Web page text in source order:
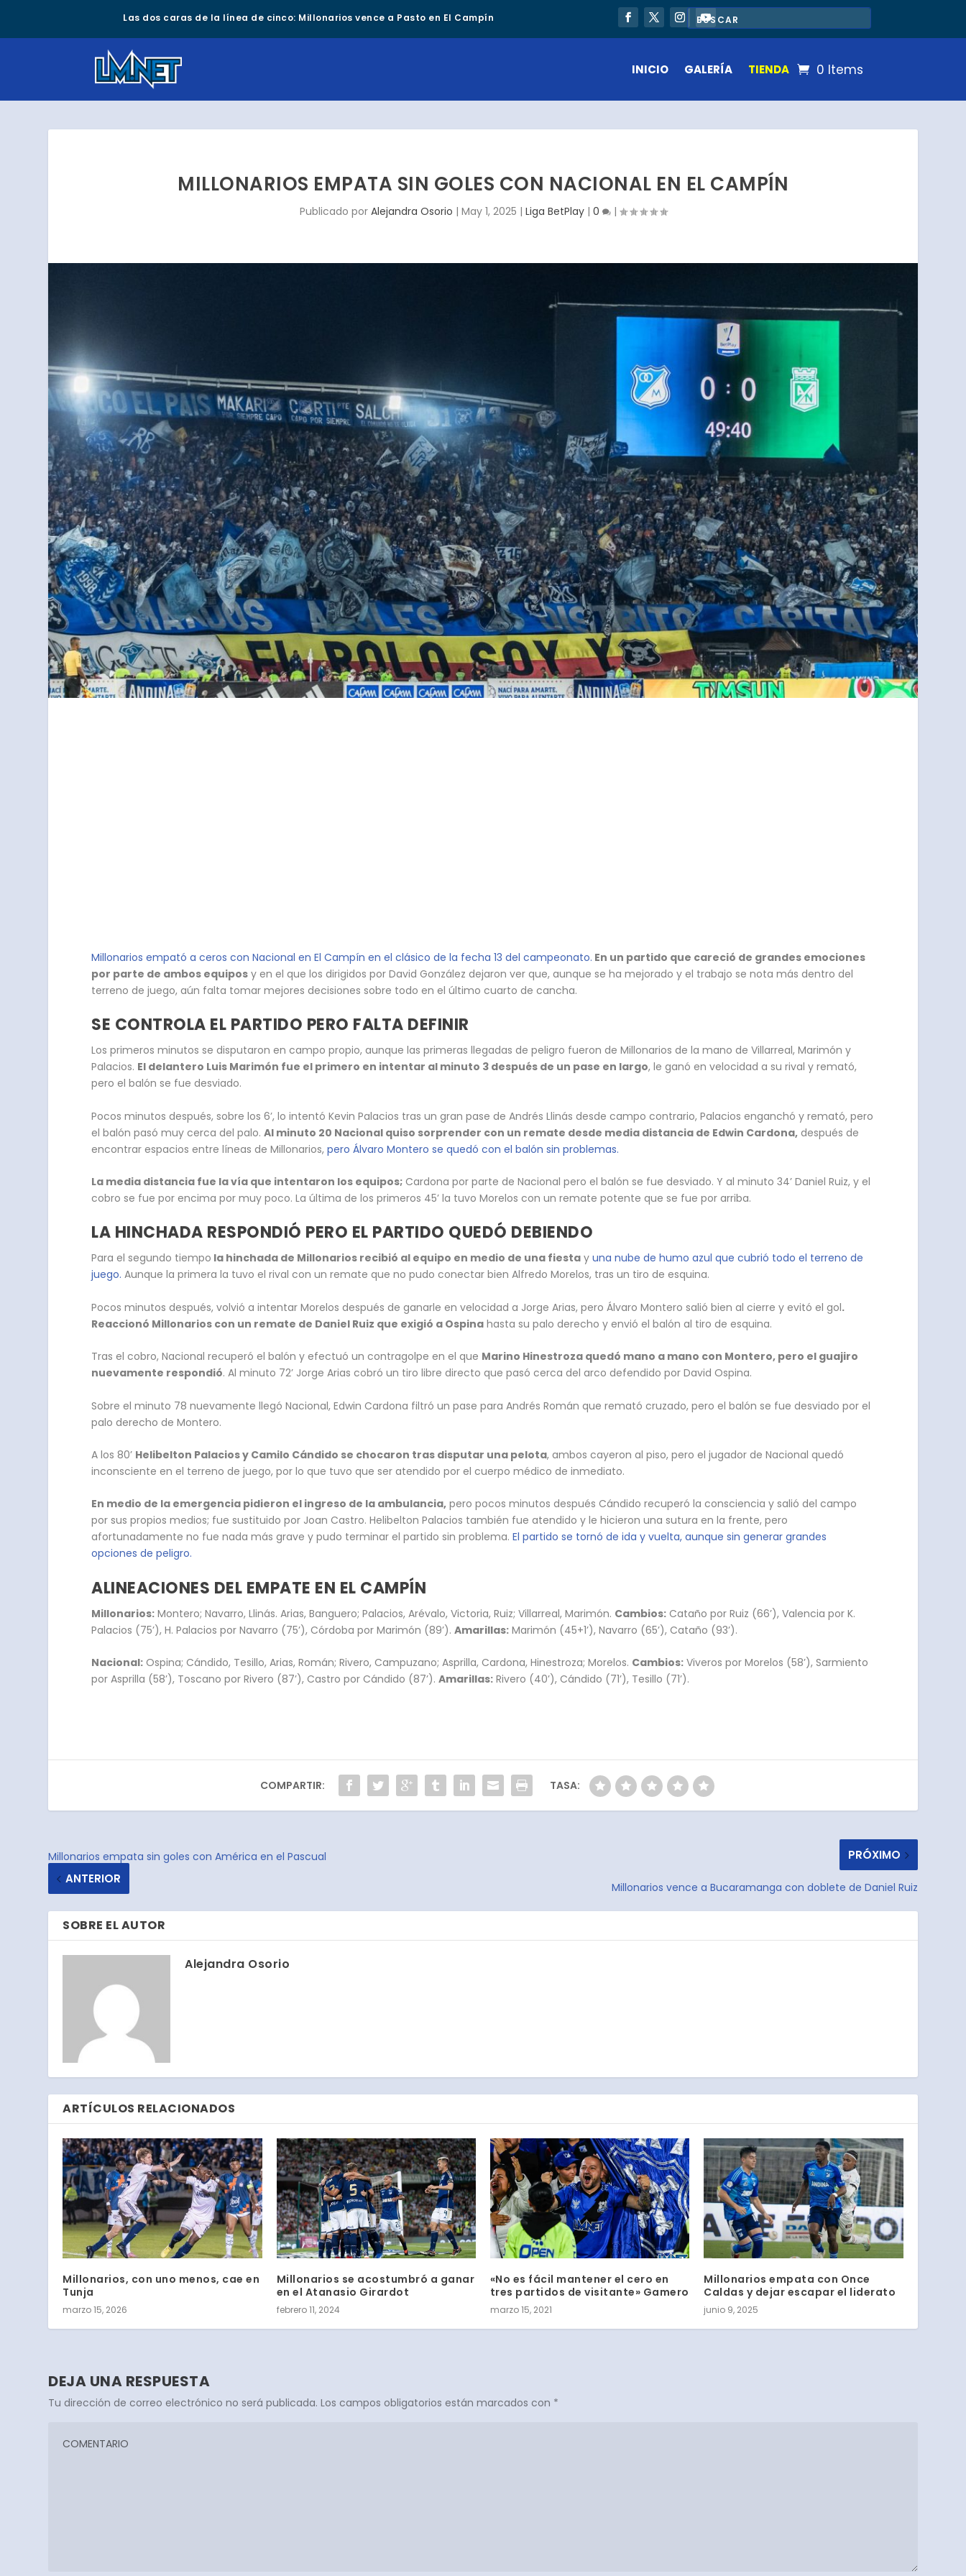
Las dos caras de la línea de cinco: Millonarios vence a Pasto en El Campín
INICIO GALERÍA TIENDA 0 Items
MILLONARIOS EMPATA SIN GOLES CON NACIONAL EN EL CAMPÍN
Publicado por Alejandra Osorio | May 1, 2025 | Liga BetPlay| 0 |
Millonarios empató a ceros con Nacional en El Campín en el clásico de la fecha 13 del campeonato. En un partido que careció de grandes emociones
por parte de ambos equipos y en el que los dirigidos por David González dejaron ver que, aunque se ha mejorado y el trabajo se nota más dentro del
terreno de juego, aún falta tomar mejores decisiones sobre todo en el último cuarto de cancha.
SE CONTROLA EL PARTIDO PERO FALTA DEFINIR
Los primeros minutos se disputaron en campo propio, aunque las primeras llegadas de peligro fueron de Millonarios de la mano de Villarreal, Marimón y
Palacios. El delantero Luis Marimón fue el primero en intentar al minuto 3 después de un pase en largo, le ganó en velocidad a su rival y remató,
pero el balón se fue desviado.
Pocos minutos después, sobre los 6’, lo intentó Kevin Palacios tras un gran pase de Andrés Llinás desde campo contrario, Palacios enganchó y remató, pero
el balón pasó muy cerca del palo.Al minuto 20 Nacional quiso sorprender con un remate desde media distancia de Edwin Cardona, después de
encontrar espacios entre líneas de Millonarios,pero Álvaro Montero se quedó con el balón sin problemas.
La media distancia fue la vía que intentaron los equipos; Cardona por parte de Nacional pero el balón se fue desviado. Y al minuto 34’ Daniel Ruiz, y el
cobro se fue por encima por muy poco. La última de los primeros 45’ la tuvo Morelos con un remate potente que se fue por arriba.
LA HINCHADA RESPONDIÓ PERO EL PARTIDO QUEDÓ DEBIENDO
Para el segundo tiempo la hinchada de Millonarios recibió al equipo en medio de una fiesta yuna nube de humo azul que cubrió todo el terreno de
juego. Aunque la primera la tuvo el rival con un remate que no pudo conectar bien Alfredo Morelos, tras un tiro de esquina.
Pocos minutos después, volvió a intentar Morelos después de ganarle en velocidad a Jorge Arias, pero Álvaro Montero salió bien al cierre y evitó el gol.
Reaccionó Millonarios con un remate de Daniel Ruiz que exigió a Ospina hasta su palo derecho y envió el balón al tiro de esquina.
Tras el cobro, Nacional recuperó el balón y efectuó un contragolpe en el que Marino Hinestroza quedó mano a mano con Montero, pero el guajiro
nuevamente respondió. Al minuto 72’ Jorge Arias cobró un tiro libre directo que pasó cerca del arco defendido por David Ospina.
Sobre el minuto 78 nuevamente llegó Nacional, Edwin Cardona filtró un pase para Andrés Román que remató cruzado, pero el balón se fue desviado por el
palo derecho de Montero.
A los 80’ Helibelton Palacios y Camilo Cándido se chocaron tras disputar una pelota, ambos cayeron al piso, pero el jugador de Nacional quedó
inconsciente en el terreno de juego, por lo que tuvo que ser atendido por el cuerpo médico de inmediato.
En medio de la emergencia pidieron el ingreso de la ambulancia, pero pocos minutos después Cándido recuperó la consciencia y salió del campo
por sus propios medios; fue sustituido por Joan Castro. Helibelton Palacios también fue atendido y le hicieron una sutura en la frente, pero
afortunadamente no fue nada más grave y pudo terminar el partido sin problema.El partido se tornó de ida y vuelta, aunque sin generar grandes
opciones de peligro.
ALINEACIONES DEL EMPATE EN EL CAMPÍN
Millonarios: Montero; Navarro, Llinás. Arias, Banguero; Palacios, Arévalo, Victoria, Ruiz; Villarreal, Marimón. Cambios: Cataño por Ruiz (66’), Valencia por K.
Palacios (75’), H. Palacios por Navarro (75’), Córdoba por Marimón (89’).Amarillas: Marimón (45+1’), Navarro (65’), Cataño (93’).
Nacional: Ospina; Cándido, Tesillo, Arias, Román; Rivero, Campuzano; Asprilla, Cardona, Hinestroza; Morelos. Cambios: Viveros por Morelos (58’), Sarmiento
por Asprilla (58’), Toscano por Rivero (87’), Castro por Cándido (87’).Amarillas: Rivero (40’), Cándido (71’), Tesillo (71’).
COMPARTIR: TASA:
Millonarios empata sin goles con América en el Pascual
ANTERIOR
PRÓXIMO
Millonarios vence a Bucaramanga con doblete de Daniel Ruiz
SOBRE EL AUTOR
Alejandra Osorio
ARTÍCULOS RELACIONADOS
Millonarios, con uno menos, cae en
Tunja
marzo 15, 2026
Millonarios se acostumbró a ganar
en el Atanasio Girardot
febrero 11, 2024
«No es fácil mantener el cero en
tres partidos de visitante» Gamero
marzo 15, 2021
Millonarios empata con Once
Caldas y dejar escapar el liderato
junio 9, 2025
DEJA UNA RESPUESTA
Tu dirección de correo electrónico no será publicada. Los campos obligatorios están marcados con *